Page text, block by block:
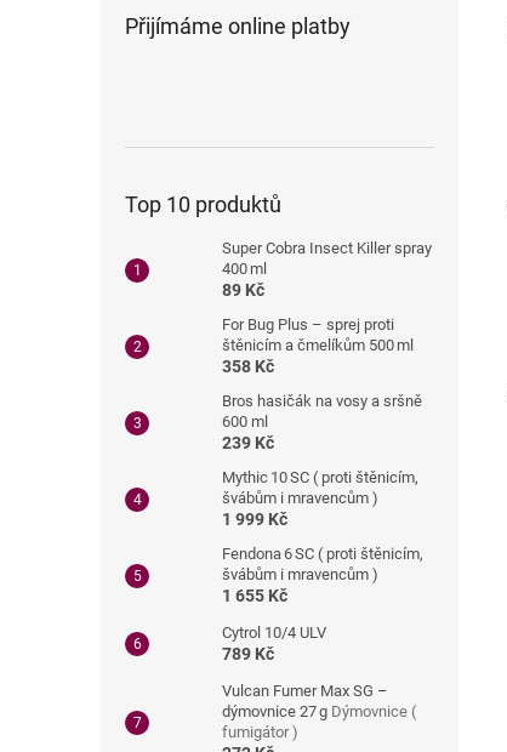
Přijímáme online platby
Top 10 produktů
Super Cobra Insect Killer spray
400 ml
89 Kč
For Bug Plus – sprej proti
štěnicím a čmelíkům 500 ml
358 Kč
Bros hasičák na vosy a sršně
600 ml
239 Kč
Mythic 10 SC ( proti štěnicím,
švábům i mravencům )
1 999 Kč
Fendona 6 SC ( proti štěnicím,
švábům i mravencům )
1 655 Kč
Cytrol 10/4 ULV
789 Kč
Vulcan Fumer Max SG –
dýmovnice 27 g Dýmovnice (
fumigátor )